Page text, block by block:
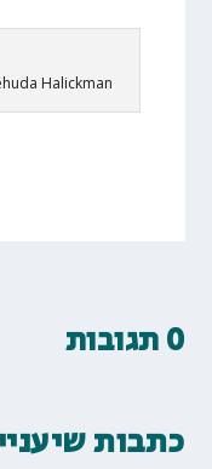
Halickman
0 תגובות
כתבות